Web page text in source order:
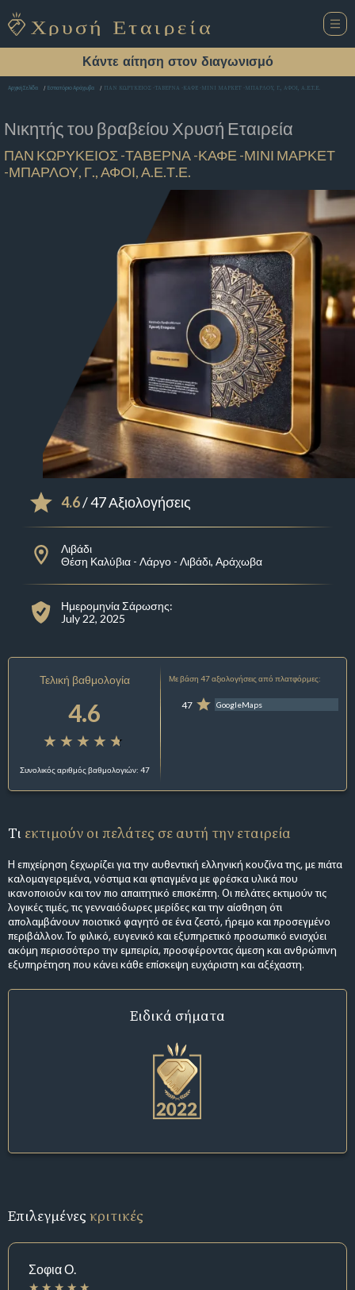
Κάντε αίτηση στον διαγωνισμό
Αρχική Σελίδα Εστιατόριο Αράχωβα ΠΑΝ ΚΩΡΥΚΕΙΟΣ -ΤΑΒΕΡΝΑ -ΚΑΦΕ -ΜΙΝΙ ΜΑΡΚΕΤ -ΜΠΑΡΛΟΥ, Γ., ΑΦΟΙ, Α.Ε.Τ.Ε.
Νικητής του βραβείου Χρυσή Εταιρεία
ΠΑΝ ΚΩΡΥΚΕΙΟΣ -ΤΑΒΕΡΝΑ -ΚΑΦΕ -ΜΙΝΙ ΜΑΡΚΕΤ
-ΜΠΑΡΛΟΥ, Γ., ΑΦΟΙ, Α.Ε.Τ.Ε.
4.6/ 47 Αξιολογήσεις
Λιβάδι
Θέση Καλύβια - Λάργο - Λιβάδι, Αράχωβα
Ημερομηνία Σάρωσης:
July 22, 2025
Τελική βαθμολογία
4.6
Συνολικός αριθμός βαθμολογιών: 47
Με βάση 47 αξιολογήσεις από πλατφόρμες:
47 GoogleMaps
Τι εκτιμούν οι πελάτες σε αυτή την εταιρεία
Η επιχείρηση ξεχωρίζει για την αυθεντική ελληνική κουζίνα της, με πιάτα
καλομαγειρεμένα, νόστιμα και φτιαγμένα με φρέσκα υλικά που
ικανοποιούν και τον πιο απαιτητικό επισκέπτη. Οι πελάτες εκτιμούν τις
λογικές τιμές, τις γενναιόδωρες μερίδες και την αίσθηση ότι
απολαμβάνουν ποιοτικό φαγητό σε ένα ζεστό, ήρεμο και προσεγμένο
περιβάλλον. Το φιλικό, ευγενικό και εξυπηρετικό προσωπικό ενισχύει
ακόμη περισσότερο την εμπειρία, προσφέροντας άμεση και ανθρώπινη
εξυπηρέτηση που κάνει κάθε επίσκεψη ευχάριστη και αξέχαστη.
Ειδικά σήματα
Επιλεγμένεςκριτικές
Σοφια Ο.